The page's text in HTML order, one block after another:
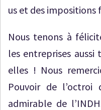
us et des impositions
Nous tenons à
les entreprises
elles ! Nous
Pouvoir de
admirable de